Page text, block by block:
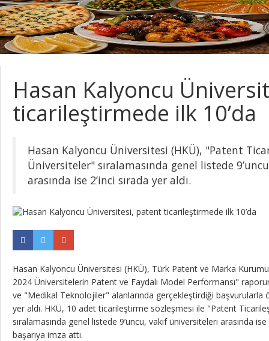
Hasan Kalyoncu
ticarileştirmede ilk 10’da
Hasan Kalyoncu Üniversitesi (HKÜ), "Patent
Üniversiteler" sıralamasında genel listede
arasında ise 2’inci sırada yer aldı.
Hasan Kalyoncu Üniversitesi (HKÜ), Türk Patent ve Marka
2024 Üniversitelerin Patent ve Faydalı Model Performansı"
ve "Medikal Teknolojiler" alanlarında gerçekleştirdiği başvurularla
yer aldı. HKÜ, 10 adet ticarileştirme sözleşmesi ile "Patent
sıralamasında genel listede 9’uncu, vakıf üniversiteleri arasında
başarıya imza attı.